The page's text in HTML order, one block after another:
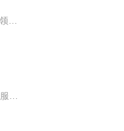
走上人生巅峰从捡破烂开始！！专辑福利 订阅专辑即可参加红包、月卡活动哦~活动多多，不容错过！（联系主播领取奖励、围观主播日常，还可加入粉丝群解锁更多福利详情哦）1、专辑评论有奖：订阅专辑+五星满分好评，每月月底抽取5名听友送VIP月卡，专辑完结...
【内容简介】她重生在自己身上，天地怒号，风雪交加，木栲森寒，脚镣磨出血路，仍在走向死亡。她有冤，她不服，但她一己奴身，除了背井离乡，别无选择。一切从头，举步维艰，却发现还有父亲留给她的谋生本事——造纸。美人香，香不过花落，随风凋残。纸墨...